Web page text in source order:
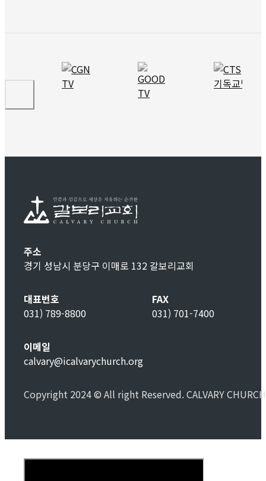
주소
경기 성남시 분당구 이매로 132 갈보리교회
대표번호
031) 789-8800
FAX
031) 701-7400
이메일
calvary@icalvarychurch.org
Copyright 2024 © All right Reserved. CALVARY CHURCH